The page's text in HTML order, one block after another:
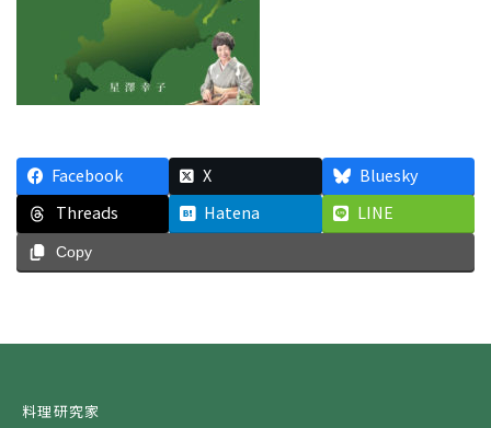
Facebook X
Bluesky
Threads
Hatena LINE
Copy
料理研究家